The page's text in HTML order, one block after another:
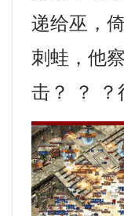
递给巫，
刺蛙，他
击？ ？ ？